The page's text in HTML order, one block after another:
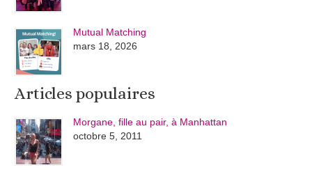
Mutual Matching
mars 18, 2026
Articles populaires
Morgane, fille au pair, à Manhattan
octobre 5, 2011